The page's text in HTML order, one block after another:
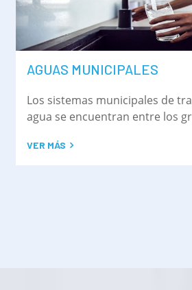
AGUAS MUNICIPALES
Los sistemas municipales de
agua se encuentran entre los
VER MÁS